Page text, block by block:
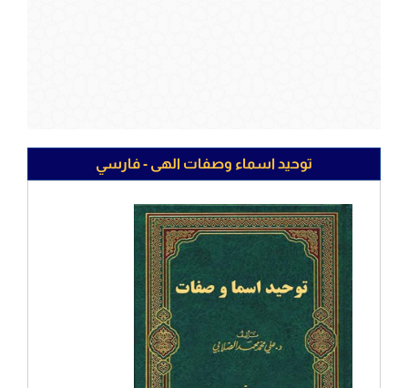
توحيد اسماء وصفات الهى - فارسي